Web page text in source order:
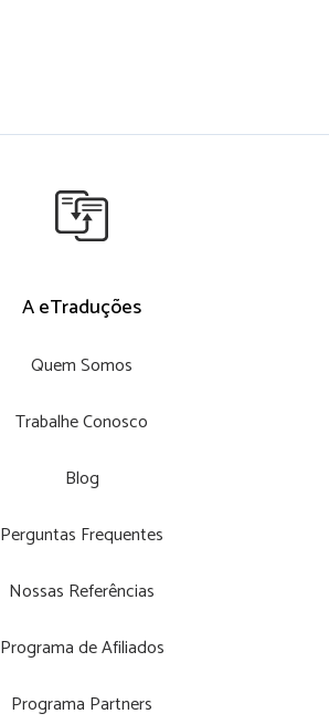
A eTraduções
Quem Somos
Trabalhe Conosco
Blog
Perguntas Frequentes
Nossas Referências
Programa de Afiliados
Programa Partners